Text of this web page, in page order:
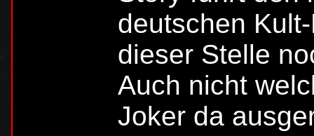
deutschen
dieser Stelle
Auch nicht
Joker da